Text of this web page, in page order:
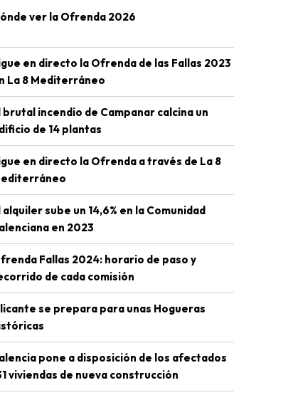
ver la Ofrenda 2026
en directo la Ofrenda de las Fallas 2023
La 8 Mediterráneo
brutal incendio de Campanar calcina un
de 14 plantas
en directo la Ofrenda a través de La 8
alquiler sube un 14,6% en la Comunidad
en 2023
Fallas 2024: horario de paso y
de cada comisión
se prepara para unas Hogueras
pone a disposición de los afectados
viviendas de nueva construcción